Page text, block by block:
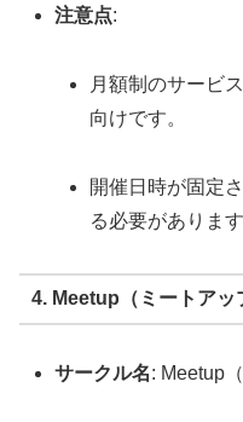
注意点:
月額制のサービ
向けです。
開催日時が固定
る必要があります
4. Meetup（ミートアッ
サークル名: Meetup